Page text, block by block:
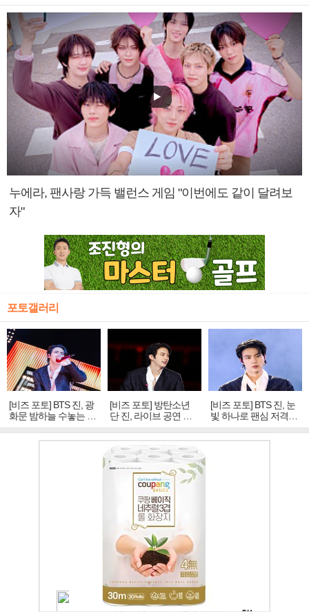
누에라, 팬사랑 가득 밸런스 게임 "이번에도 같이 달려보
자"
포토갤러리
[비즈 포토] BTS 진, 광
화문 밤하늘 수놓는 '비
주얼 킹'의 열창
[비즈 포토] 방탄소년
단 진, 라이브 공연 중
빛나는 독보적 아우라
[비즈 포토] BTS 진, 눈
빛 하나로 팬심 저격…
독보적 카리스마